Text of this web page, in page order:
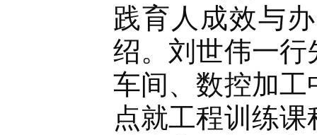
践育人成效与
绍。刘世伟一
车间、数控加
点就工程训练